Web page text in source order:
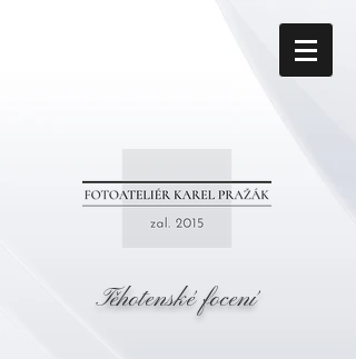
Těhotenské focení